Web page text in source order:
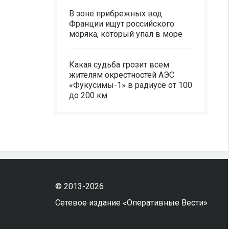
В зоне прибрежных вод
Франции ищут российского
моряка, который упал в море
Какая судьба грозит всем
жителям окрестностей АЭС
«Фукусимы-1» в радиусе от 100
до 200 км
© 2013-2026
Сетевое издание «Оперативные Вести»